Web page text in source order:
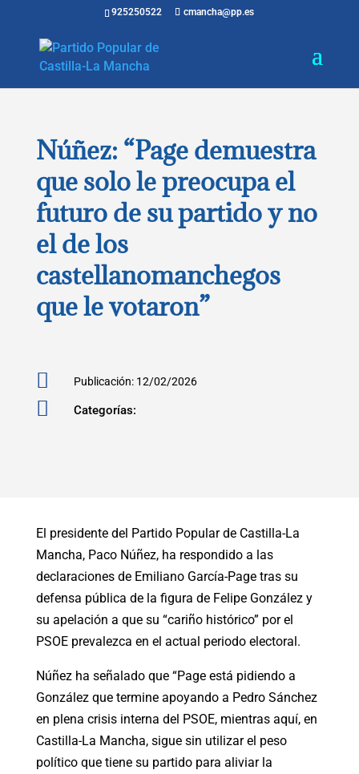
925250522 cmancha@pp.es
Núñez: “Page demuestra
que solo le preocupa el
futuro de su partido y no
el de los
castellanomanchegos
que le votaron”
 Publicación: 12/02/2026
 Categorías:
El presidente del Partido Popular de Castilla-La
Mancha, Paco Núñez, ha respondido a las
declaraciones de Emiliano García-Page tras su
defensa pública de la figura de Felipe González y
su apelación a que su “cariño histórico” por el
PSOE prevalezca en el actual periodo electoral.
Núñez ha señalado que “Page está pidiendo a
González que termine apoyando a Pedro Sánchez
en plena crisis interna del PSOE, mientras aquí, en
Castilla-La Mancha, sigue sin utilizar el peso
político que tiene su partido para aliviar la